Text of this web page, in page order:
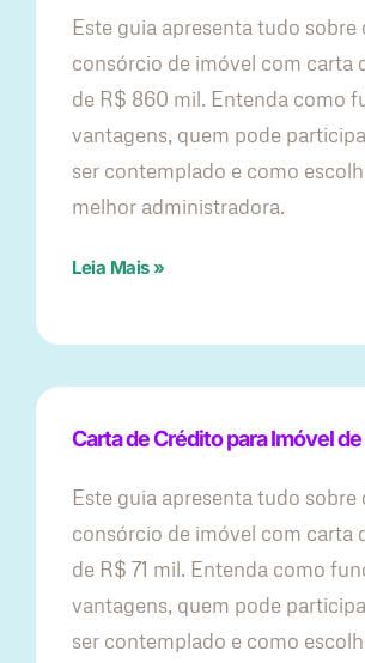
Este guia apresenta tudo sobre
consórcio de imóvel com carta
de R$ 860 mil. Entenda como
vantagens, quem pode
ser contemplado e como
melhor administradora.
Leia Mais »
Carta de Crédito para Imóvel de
Este guia apresenta tudo sobre
consórcio de imóvel com carta
de R$ 71 mil. Entenda como
vantagens, quem pode
ser contemplado e como